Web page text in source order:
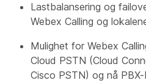
Lastbalansering og
Webex Calling og
Mulighet for Webex
Cloud PSTN (Cloud
Cisco PSTN) og nå